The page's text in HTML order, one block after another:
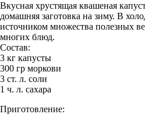
Вкусная хрустящая квашеная
домашняя заготовка на зиму. В
источником множества полезных
многих блюд.
Состав:
3 кг капусты
300 гр моркови
3 ст. л. соли
1 ч. л. сахара
Приготовление: